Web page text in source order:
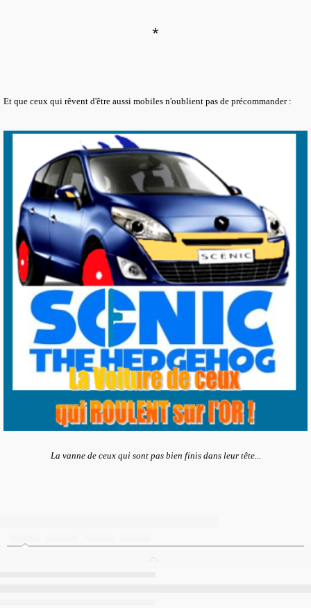
*
Et que ceux qui rêvent d'être aussi mobiles n'oublient pas de précommander :
La vanne de ceux qui sont pas bien finis dans leur tête...